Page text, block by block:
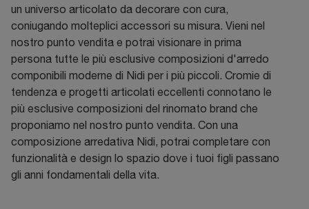
un universo articolato da decorare con cura,
coniugando molteplici accessori su misura. Vieni nel
nostro punto vendita e potrai visionare in prima
persona tutte le più esclusive composizioni d'arredo
componibili moderne di Nidi per i più piccoli. Cromie di
tendenza e progetti articolati eccellenti connotano le
più esclusive composizioni del rinomato brand che
proponiamo nel nostro punto vendita. Con una
composizione arredativa Nidi, potrai completare con
funzionalità e design lo spazio dove i tuoi figli passano
gli anni fondamentali della vita.